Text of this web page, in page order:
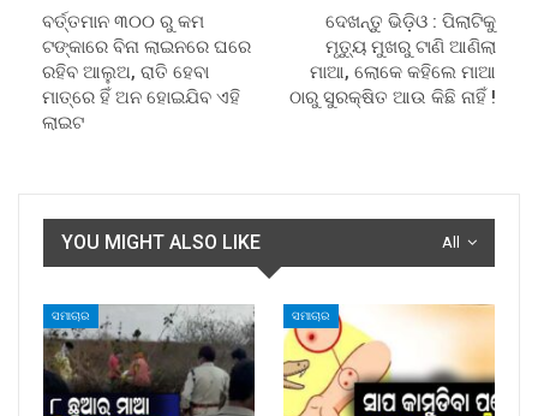
ବର୍ତ୍ତମାନ ୩୦୦ ରୁ କମ
ଟଙ୍କାରେ ବିନା ଲାଇନରେ ଘରେ
ରହିବ ଆଲୁଅ, ରାତି ହେବା
ମାତ୍ରେ ହିଁ ଅନ ହୋଇଯିବ ଏହି
ଲାଇଟ
ଦେଖନ୍ତୁ ଭିଡ଼ିଓ : ପିଲାଟିକୁ
ମୃତ୍ୟୁ ମୁଖରୁ ଟାଣି ଆଣିଲା
ମାଆ, ଲୋକେ କହିଲେ ମାଆ
ଠାରୁ ସୁରକ୍ଷିତ ଆଉ କିଛି ନାହିଁ !
All
YOU MIGHT ALSO LIKE
ସମାଚାର ସମାଚାର